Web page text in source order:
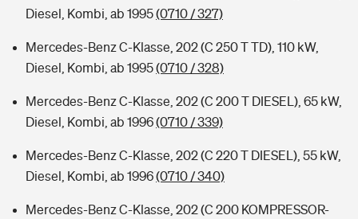
Diesel, Kombi, ab 1995(0710 / 327)
Mercedes-Benz C-Klasse, 202 (C 250 T TD), 110 kW,
Diesel, Kombi, ab 1995(0710 / 328)
Mercedes-Benz C-Klasse, 202 (C 200 T DIESEL), 65 kW,
Diesel, Kombi, ab 1996(0710 / 339)
Mercedes-Benz C-Klasse, 202 (C 220 T DIESEL), 55 kW,
Diesel, Kombi, ab 1996(0710 / 340)
Mercedes-Benz C-Klasse, 202 (C 200 KOMPRESSOR-